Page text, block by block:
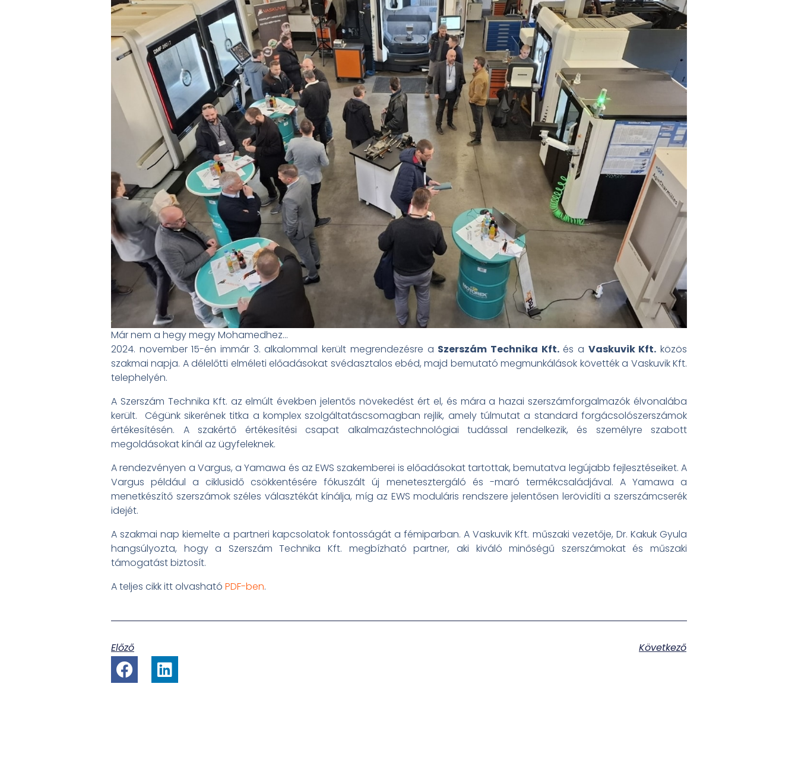
Már nem a hegy megy Mohamedhez…
2024. november 15-én immár 3. alkalommal került megrendezésre a Szerszám Technika Kft.és a Vasku­vik Kft. közös
szakmai napja. A délelőtti elméleti előadásokat svédasztalos ebéd, majd bemutató megmunkálások követték a Vaskuvik Kft.
telephelyén.
A Szerszám Technika Kft. az elmúlt években jelentős növekedést ért el, és mára a hazai szerszámforgalmazók élvonalába
került. Cégünk sikerének titka a komplex szolgáltatáscsomagban rejlik, amely túlmutat a standard forgácsolószerszámok
értékesítésén. A szakértő értékesítési csapat alkalmazástechnológiai tudással rendelkezik, és személyre szabott
megoldásokat kínál az ügyfeleknek.
A rendezvényen a Vargus, a Yamawa és az EWS szakemberei is előadásokat tartottak, bemutatva legújabb fejlesztéseiket. A
Vargus például a ciklusidő csökkentésére fókuszált új menetesztergáló és -maró termékcsaládjával. A Yamawa a
menetkészítő szerszámok széles választékát kínálja, míg az EWS moduláris rendszere jelentősen lerövidíti a szerszámcserék
idejét.
A szakmai nap kiemelte a partneri kapcsolatok fontosságát a fémiparban. A Vaskuvik Kft. műszaki vezetője, Dr. Kakuk Gyula
hangsúlyozta, hogy a Szerszám Technika Kft. megbízható partner, aki kiváló minőségű szerszámokat és műszaki
támogatást biztosít.
A teljes cikk itt olvasható PDF-ben.
Előző Következő